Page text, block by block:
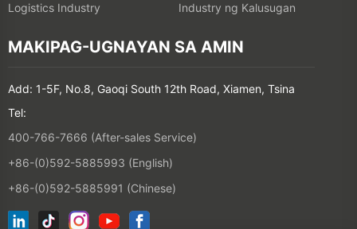
Logistics Industry
Industry ng Kalusugan
MAKIPAG-UGNAYAN SA AMIN
Add: 1-5F, No.8, Gaoqi South 12th Road, Xiamen, Tsina
Tel:
400-766-7666 (After-sales Service)
+86-(0)592-5885993 (English)
+86-(0)592-5885991 (Chinese)